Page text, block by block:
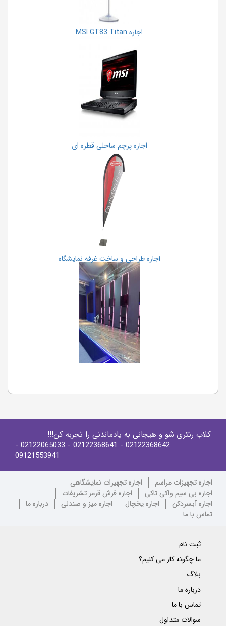
اجاره MSI GT83 Titan
اجاره پرچم ساحلی قطره ای
اجاره طراحی و ساخت غرفه نمایشگاه
کلاب رنتری شو و هیجانی به یادماندنی را تجربه کن!!!
02122368642
- 02122368641
- 02122065033
-
09121553941
اجاره تجهیزات مراسم
اجاره تجهیزات نمایشگاهی
اجاره بی سیم واکی تاکی
اجاره فرش قرمز تشریفات
اجاره آبسردکن
اجاره یخچال اجاره میز و صندلی
درباره ما
تماس با ما
ثبت نام
ما چگونه کار می کنیم؟
بلاگ
درباره ما
تماس با ما
سوالات متداول